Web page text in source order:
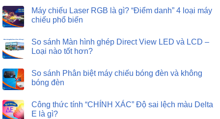
Máy chiếu Laser RGB là gì? “Điểm danh” 4 loại máy
chiếu phổ biến
So sánh Màn hình ghép Direct View LED và LCD –
Loại nào tốt hơn?
So sánh Phân biệt máy chiếu bóng đèn và không
bóng đèn
Công thức tính “CHÍNH XÁC” Độ sai lệch màu Delta
E là gì?